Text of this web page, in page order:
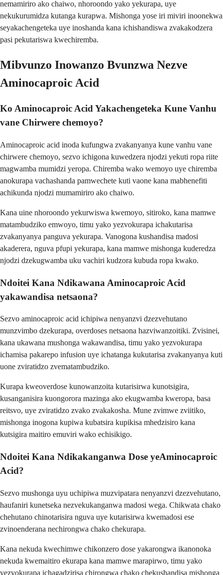
nemamiriro ako chaiwo, nhoroondo yako yekurapa, uye
nekukurumidza kutanga kurapwa. Mishonga yose iri miviri inoonekwa
seyakachengeteka uye inoshanda kana ichishandiswa zvakakodzera
pasi pekutariswa kwechiremba.
Mibvunzo Inowanzo Bvunzwa Nezve
Aminocaproic Acid
Ko Aminocaproic Acid Yakachengeteka Kune Vanhu
vane Chirwere chemoyo?
Aminocaproic acid inoda kufungwa zvakanyanya kune vanhu vane
chirwere chemoyo, sezvo ichigona kuwedzera njodzi yekuti ropa riite
magwamba mumidzi yeropa. Chiremba wako wemoyo uye chiremba
anokurapa vachashanda pamwechete kuti vaone kana mabhenefiti
achikunda njodzi mumamiriro ako chaiwo.
Kana uine nhoroondo yekurwiswa kwemoyo, sitiroko, kana mamwe
matambudziko emwoyo, timu yako yezvokurapa ichakutarisa
zvakanyanya panguva yekurapa. Vanogona kushandisa madosi
akaderera, nguva pfupi yekurapa, kana mamwe mishonga kuderedza
njodzi dzekugwamba uku vachiri kudzora kubuda ropa kwako.
Ndoitei Kana Ndikawana Aminocaproic Acid
yakawandisa netsaona?
Sezvo aminocaproic acid ichipiwa nenyanzvi dzezvehutano
munzvimbo dzekurapa, overdoses netsaona hazviwanzoitiki. Zvisinei,
kana ukawana mushonga wakawandisa, timu yako yezvokurapa
ichamisa pakarepo infusion uye ichatanga kukutarisa zvakanyanya kuti
uone zviratidzo zvematambudziko.
Kurapa kweoverdose kunowanzoita kutarisirwa kunotsigira,
kusanganisira kuongorora mazinga ako ekugwamba kweropa, basa
reitsvo, uye zviratidzo zvako zvakakosha. Mune zvimwe zviitiko,
mishonga inogona kupiwa kubatsira kupikisa mhedzisiro kana
kutsigira maitiro emuviri wako echisikigo.
Ndoitei Kana Ndikakanganwa Dose yeAminocaproic
Acid?
Sezvo mushonga uyu uchipiwa muzvipatara nenyanzvi dzezvehutano,
haufaniri kunetseka nezvekukanganwa madosi wega. Chikwata chako
chehutano chinotarisira nguva uye kutarisirwa kwemadosi ese
zvinoenderana nechirongwa chako chekurapa.
Kana nekuda kwechimwe chikonzero dose yakarongwa ikanonoka
nekuda kwemaitiro ekurapa kana mamwe marapirwo, timu yako
yezvokurapa ichagadzirisa chirongwa chako chekushandisa mishonga